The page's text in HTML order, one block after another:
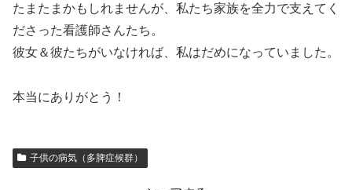
たまたまかもしれませんが、私たち家族を全力で支えてく
ださった看護師さんたち。
彼女＆彼たちがいなければ、私はだめになっていました。
本当にありがとう！
子供の病気（多脾症候群）